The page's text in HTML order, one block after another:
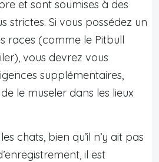
et sont soumises à des
strictes. Si vous possédez un
races (comme le Pitbull
vous devrez vous
supplémentaires,
le museler dans les lieux
chats, bien qu’il n’y ait pas
il est